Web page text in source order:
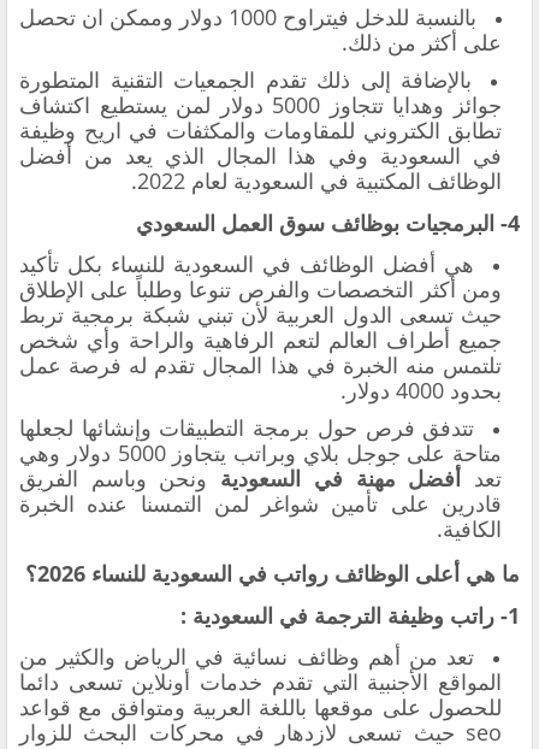
بالنسبة للدخل فيتراوح 1000 دولار وممكن ان تحصل
على أكثر من ذلك.
بالإضافة إلى ذلك تقدم الجمعيات التقنية المتطورة
جوائز وهدايا تتجاوز 5000 دولار لمن يستطيع اكتشاف
تطابق الكتروني للمقاومات والمكثفات في اريح وظيفة
في السعودية وفي هذا المجال الذي يعد من أفضل
الوظائف المكتبية في السعودية لعام 2022.
4- البرمجيات بوظائف سوق العمل السعودي
هي أفضل الوظائف في السعودية للنساء بكل تأكيد
ومن أكثر التخصصات والفرص تنوعا وطلباً على الإطلاق
حيث تسعى الدول العربية لأن تبني شبكة برمجية تربط
جميع أطراف العالم لتعم الرفاهية والراحة وأي شخص
تلتمس منه الخبرة في هذا المجال تقدم له فرصة عمل
بحدود 4000 دولار.
تتدفق فرص حول برمجة التطبيقات وإنشائها لجعلها
متاحة على جوجل بلاي وبراتب يتجاوز 5000 دولار وهي
تعد أفضل مهنة في السعودية ونحن وباسم الفريق
قادرين على تأمين شواغر لمن التمسنا عنده الخبرة
الكافية.
ما هي أعلى الوظائف رواتب في السعودية للنساء 2026؟
1- راتب وظيفة الترجمة
في السعودية :
تعد من أهم وظائف نسائية في الرياض والكثير من
المواقع الأجنبية التي تقدم خدمات أونلاين تسعى دائما
للحصول على موقعها باللغة العربية ومتوافق مع قواعد
seo حيث تسعى لازدهار في محركات البحث للزوار